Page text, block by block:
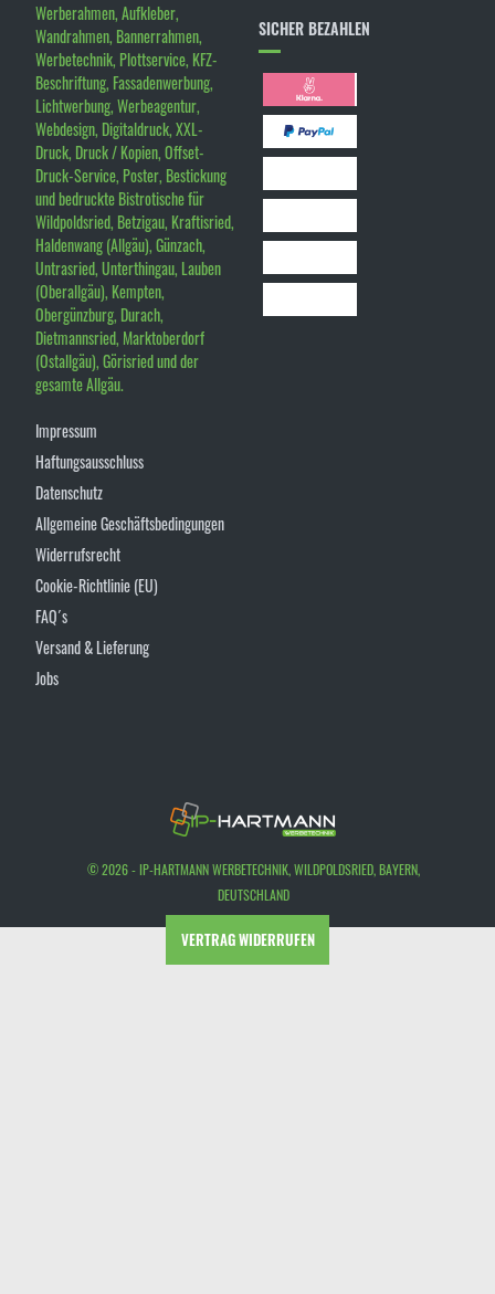
Werberahmen, Aufkleber,
Wandrahmen, Bannerrahmen,
Werbetechnik, Plottservice, KFZ-
Beschriftung, Fassadenwerbung,
Lichtwerbung, Werbeagentur,
Webdesign, Digitaldruck, XXL-
Druck, Druck / Kopien, Offset-
Druck-Service, Poster, Bestickung
und bedruckte Bistrotische für
Wildpoldsried, Betzigau, Kraftisried,
Haldenwang (Allgäu), Günzach,
Untrasried, Unterthingau, Lauben
(Oberallgäu), Kempten,
Obergünzburg, Durach,
Dietmannsried, Marktoberdorf
(Ostallgäu), Görisried und der
gesamte Allgäu.
SICHER BEZAHLEN
Impressum
Haftungsausschluss
Datenschutz
Allgemeine Geschäftsbedingungen
Widerrufsrecht
Cookie-Richtlinie (EU)
FAQ´s
Versand & Lieferung
Jobs
© 2026 - IP-HARTMANN WERBETECHNIK, WILDPOLDSRIED, BAYERN,
DEUTSCHLAND
VERTRAG WIDERRUFEN